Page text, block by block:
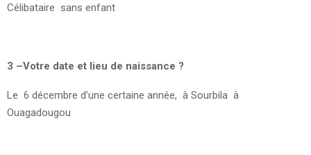
Célibataire sans enfant
3 –Votre date et lieu de naissance ?
Le 6 décembre d’une certaine année, à Sourbila à
Ouagadougou